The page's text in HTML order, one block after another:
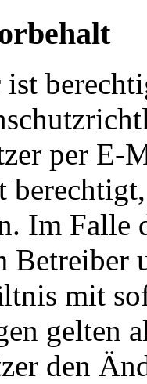
per E-
Im Falle
Betreiber
mit
gelten
den